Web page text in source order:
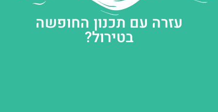
עזרה עם תכנון החופשה
בטירול?